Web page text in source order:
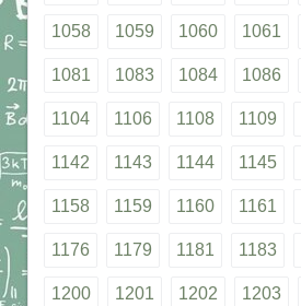
1058 1059 1060 1061
1081 1083 1084 1086
1104 1106 1108 1109
1142 1143 1144 1145
1158 1159 1160 1161
1176 1179 1181 1183
1200 1201 1202 1203